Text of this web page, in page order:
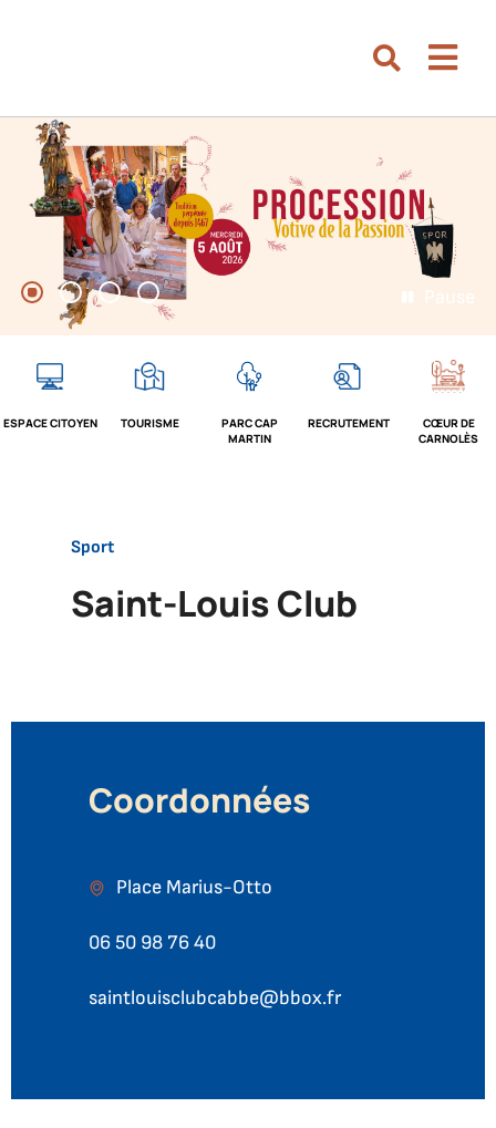
Rechercher
1 2 3 4 Pause
ESPACE CITOYEN TOURISME
PARC CAP
MARTIN
RECRUTEMENT
CŒUR DE
CARNOLÈS
Accueil
Louis
Club
Saint-Louis Club
Sport
Coordonnées
Place Marius-Otto
Téléphone :
06 50 98 76 40
Courriel :
saintlouisclubcabbe@bbox.fr